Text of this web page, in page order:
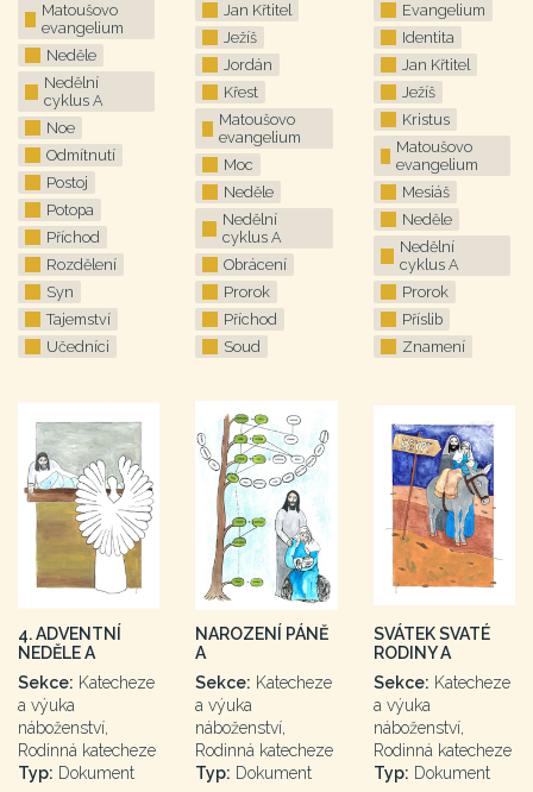
Matoušovo
evangelium
Neděle
Nedělní
cyklus A
Noe
Odmítnutí
Postoj
Potopa
Příchod
Rozdělení
Syn
Tajemství
Učedníci
Jan Křtitel
Ježíš
Jordán
Křest
Matoušovo
evangelium
Moc
Neděle
Nedělní
cyklus A
Obrácení
Prorok
Příchod
Soud
Evangelium
Identita
Jan Křtitel
Ježíš
Kristus
Matoušovo
evangelium
Mesiáš
Neděle
Nedělní
cyklus A
Prorok
Příslib
Znamení
4. ADVENTNÍ
NEDĚLE A
Sekce: Katecheze
a výuka
náboženství,
Rodinná katecheze
Typ: Dokument
NAROZENÍ PÁNĚ
A
Sekce: Katecheze
a výuka
náboženství,
Rodinná katecheze
Typ: Dokument
SVÁTEK SVATÉ
RODINY A
Sekce: Katecheze
a výuka
náboženství,
Rodinná katecheze
Typ: Dokument